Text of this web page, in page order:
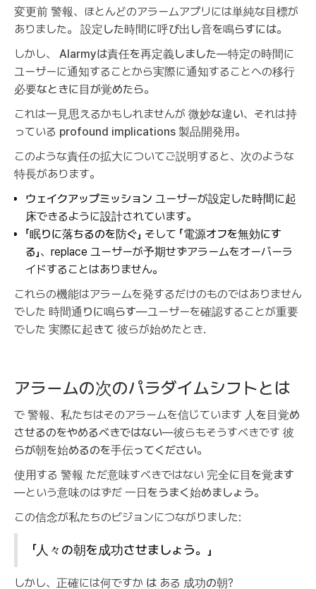
変更前 警報、ほとんどのアラームアプリには単純な目標が
ありました。 設定した時間に呼び出し音を鳴らすには。
しかし、 Alarmyは責任を再定義しました—特定の時間に
ユーザーに通知することから実際に通知することへの移行
必要なときに目が覚めたら。
これは一見思えるかもしれませんが 微妙な違い、それは持
っている profound implications 製品開発用。
このような責任の拡大についてご説明すると、次のような
特長があります。
ウェイクアップミッション ユーザーが設定した時間に起
床できるように設計されています。
「眠りに落ちるのを防ぐ」 そして 「電源オフを無効にす
る」、replace ユーザーが予期せずアラームをオーバーラ
イドすることはありません。
これらの機能はアラームを発するだけのものではありません
でした 時間通りに鳴らす—ユーザーを確認することが重要
でした 実際に起きて 彼らが始めたとき.
アラームの次のパラダイムシフトとは
で 警報、私たちはそのアラームを信じています 人を目覚め
させるのをやめるべきではない—彼らもそうすべきです 彼
らが朝を始めるのを手伝ってください。
使用する 警報 ただ意味すべきではない 完全に目を覚ます
—という意味のはずだ 一日をうまく始めましょう。
この信念が私たちのビジョンにつながりました:
「人々の朝を成功させましょう。」
しかし、正確には何ですか は ある 成功の朝?